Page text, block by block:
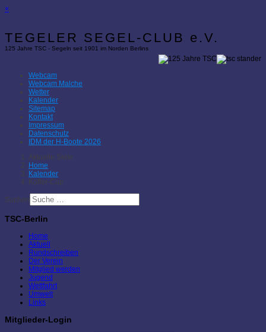
×
TEGELER SEGEL-CLUB e.V.
125 Jahre TSC - Segeln seit 1901 im Norden Berlins
Webcam
Webcam Malche
Wetter
Kalender
Sitemap
Kontakt
Impressum
Datenschutz
IDM der H-Boote 2026
Aktuelle Seite:
Home
Kalender
Koffer-Cup
Suchen
TSC-Berlin
Home
Aktuell
Rundschreiben
Der Verein
Mitglied werden
Jugend
Wettfahrt
Umwelt
Links
Mitglieder-Login